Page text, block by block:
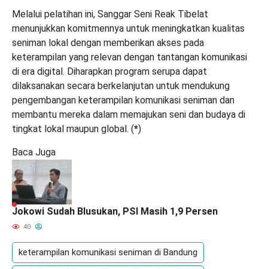
Melalui pelatihan ini, Sanggar Seni Reak Tibelat
menunjukkan komitmennya untuk meningkatkan kualitas
seniman lokal dengan memberikan akses pada
keterampilan yang relevan dengan tantangan komunikasi
di era digital. Diharapkan program serupa dapat
dilaksanakan secara berkelanjutan untuk mendukung
pengembangan keterampilan komunikasi seniman dan
membantu mereka dalam memajukan seni dan budaya di
tingkat lokal maupun global. (*)
Baca Juga
Jokowi Sudah Blusukan, PSI Masih 1,9 Persen
40
keterampilan komunikasi seniman di Bandung